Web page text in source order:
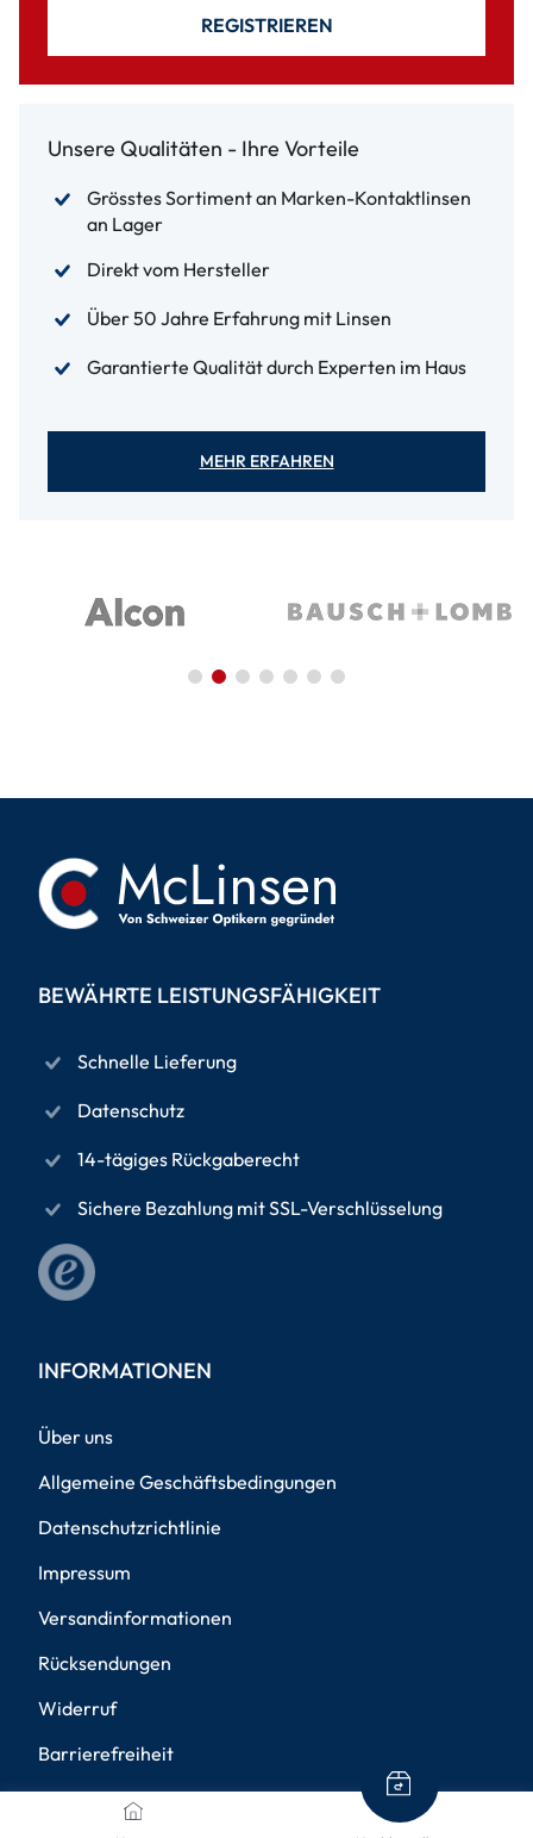
REGISTRIEREN
Unsere Qualitäten - Ihre Vorteile
Grösstes Sortiment an Marken-Kontaktlinsen
an Lager
Direkt vom Hersteller
Über 50 Jahre Erfahrung mit Linsen
Garantierte Qualität durch Experten im Haus
MEHR ERFAHREN
BEWÄHRTE LEISTUNGSFÄHIGKEIT
Schnelle Lieferung
Datenschutz
14-tägiges Rückgaberecht
Sichere Bezahlung mit SSL-Verschlüsselung
INFORMATIONEN
Über uns
Allgemeine Geschäftsbedingungen
Datenschutzrichtlinie
Impressum
Versandinformationen
Rücksendungen
Widerruf
Barrierefreiheit
Privatsphäre-Einstellungen